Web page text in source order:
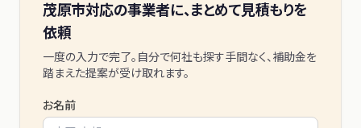
茂原市対応の事業者に、まとめて見積もりを
依頼
一度の入力で完了。自分で何社も探す手間なく、補助金を
踏まえた提案が受け取れます。
お名前